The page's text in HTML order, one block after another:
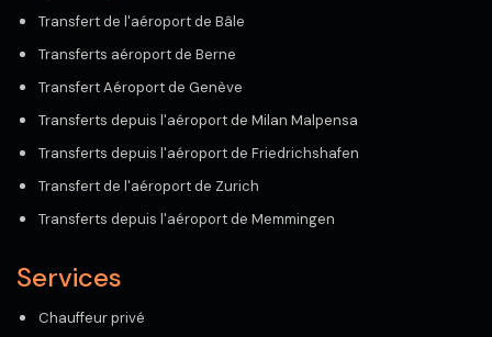
Transfert de l'aéroport de Bâle
Transferts aéroport de Berne
Transfert Aéroport de Genève
Transferts depuis l'aéroport de Milan Malpensa
Transferts depuis l'aéroport de Friedrichshafen
Transfert de l'aéroport de Zurich
Transferts depuis l'aéroport de Memmingen
Services
Chauffeur privé